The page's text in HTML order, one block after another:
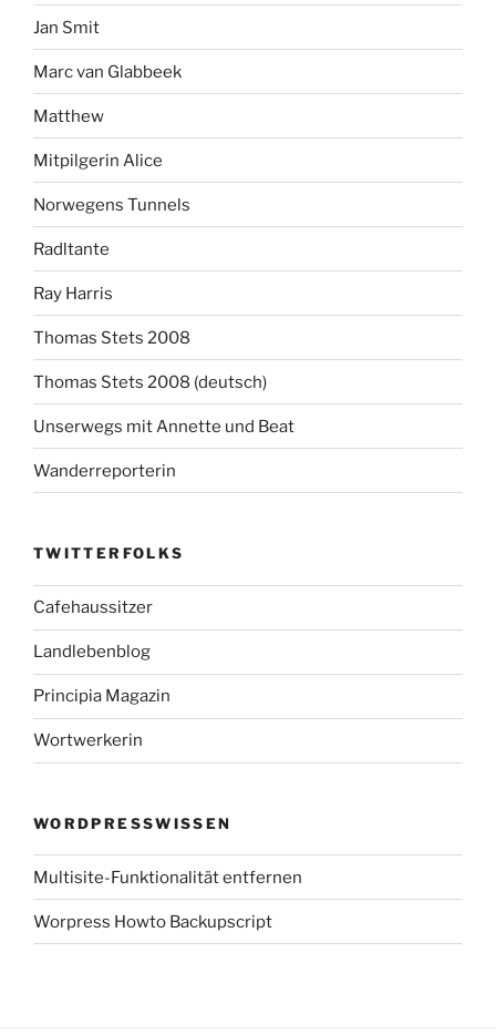
Jan Smit
Marc van Glabbeek
Matthew
Mitpilgerin Alice
Norwegens Tunnels
Radltante
Ray Harris
Thomas Stets 2008
Thomas Stets 2008 (deutsch)
Unserwegs mit Annette und Beat
Wanderreporterin
TWITTERFOLKS
Cafehaussitzer
Landlebenblog
Principia Magazin
Wortwerkerin
WORDPRESSWISSEN
Multisite-Funktionalität entfernen
Worpress Howto Backupscript